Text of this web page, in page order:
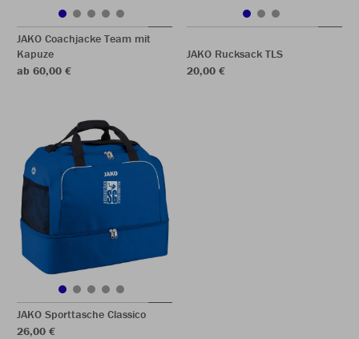
JAKO Coachjacke Team mit
Kapuze
ab 60,00 €
JAKO Rucksack TLS
20,00 €
JAKO Sporttasche Classico
26,00 €